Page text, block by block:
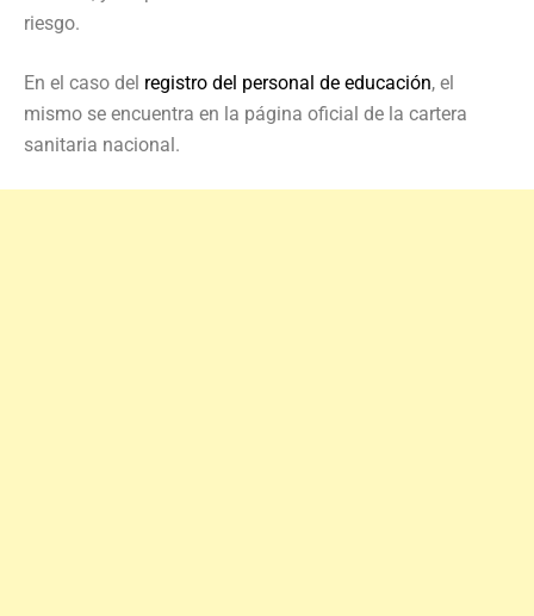
riesgo.
En el caso del registro del personal de educación, el
mismo se encuentra en la página oficial de la cartera
sanitaria nacional.